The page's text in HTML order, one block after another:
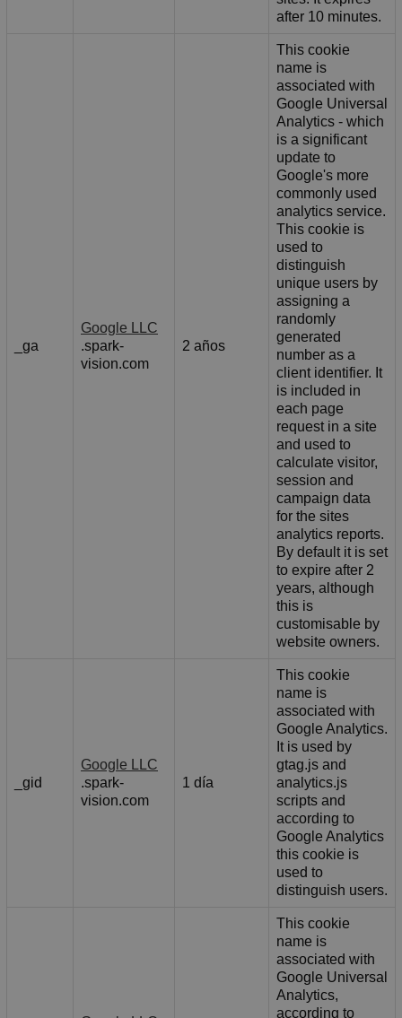
after 10 minutes.
_ga
Google LLC
.spark-
vision.com
2 años
This cookie
name is
associated with
Google Universal
Analytics - which
is a significant
update to
Google's more
commonly used
analytics service.
This cookie is
used to
distinguish
unique users by
assigning a
randomly
generated
number as a
client identifier. It
is included in
each page
request in a site
and used to
calculate visitor,
session and
campaign data
for the sites
analytics reports.
By default it is set
to expire after 2
years, although
this is
customisable by
website owners.
_gid
Google LLC
.spark-
vision.com
1 día
This cookie
name is
associated with
Google Analytics.
It is used by
gtag.js and
analytics.js
scripts and
according to
Google Analytics
this cookie is
used to
distinguish users.
This cookie
name is
associated with
Google Universal
Analytics,
according to